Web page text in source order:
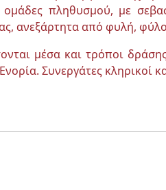
ομάδες πληθυσμού, με
ανεξάρτητα από φυλή,
μέσα και τρόποι
Συνεργάτες κληρικοί